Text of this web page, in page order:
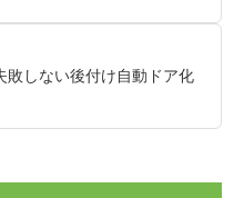
しない後付け自動ドア化